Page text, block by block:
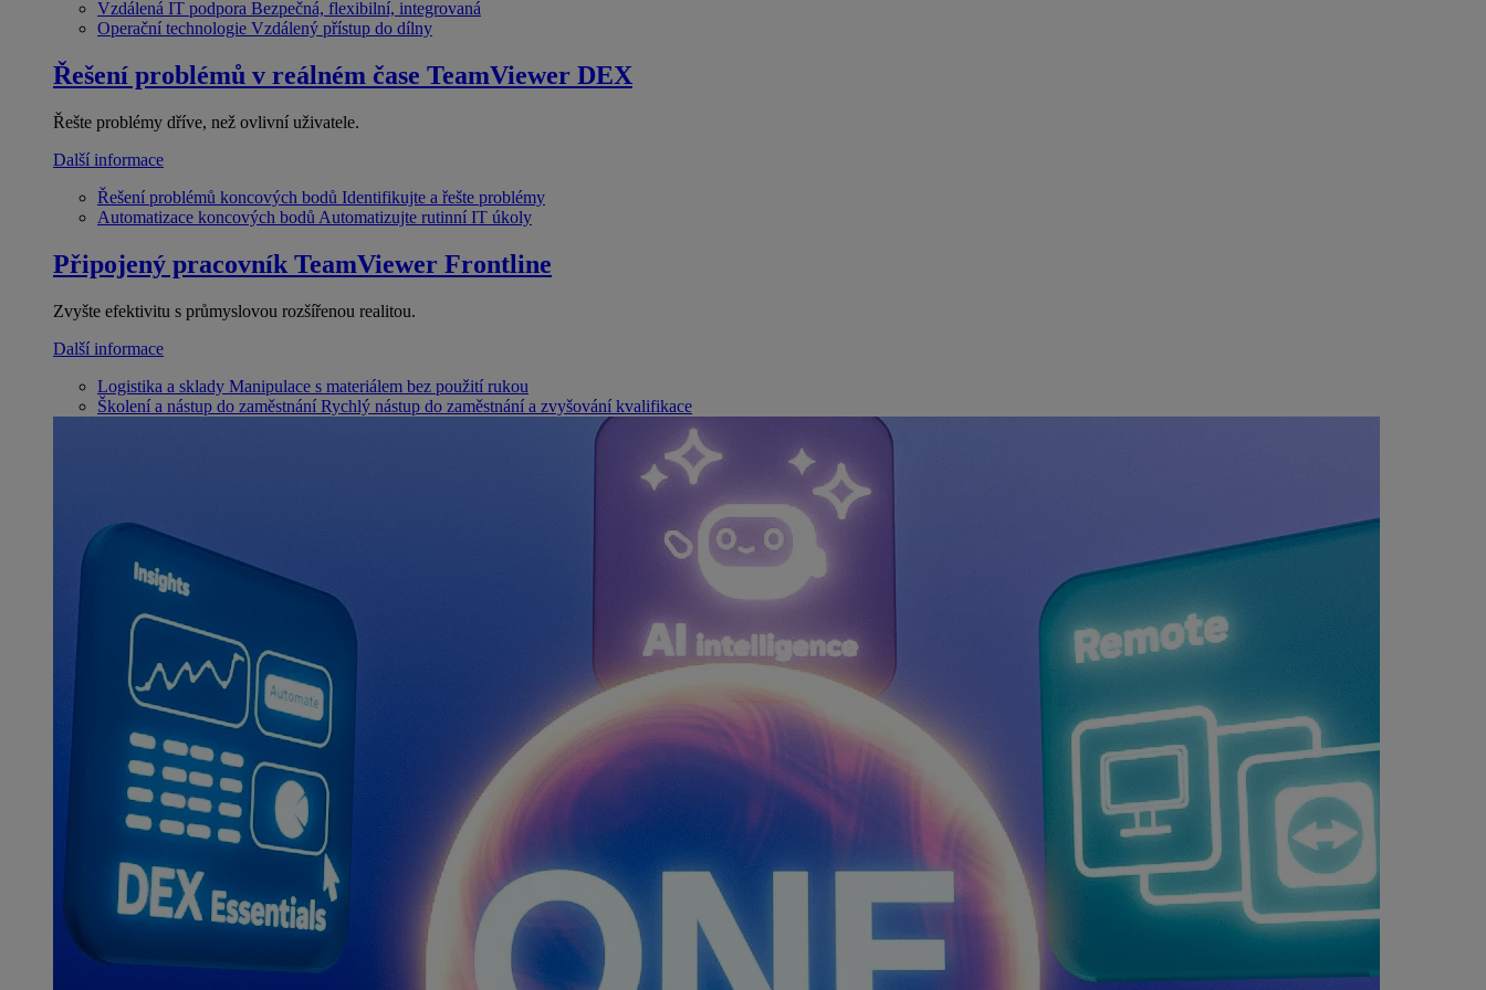
Vzdálená IT podpora Bezpečná, flexibilní, integrovaná
Operační technologie Vzdálený přístup do dílny
Řešení problémů v reálném čase TeamViewer DEX
Řešte problémy dříve, než ovlivní uživatele.
Další informace
Řešení problémů koncových bodů Identifikujte a řešte problémy
Automatizace koncových bodů Automatizujte rutinní IT úkoly
Připojený pracovník TeamViewer Frontline
Zvyšte efektivitu s průmyslovou rozšířenou realitou.
Další informace
Logistika a sklady Manipulace s materiálem bez použití rukou
Školení a nástup do zaměstnání Rychlý nástup do zaměstnání a zvyšování kvalifikace